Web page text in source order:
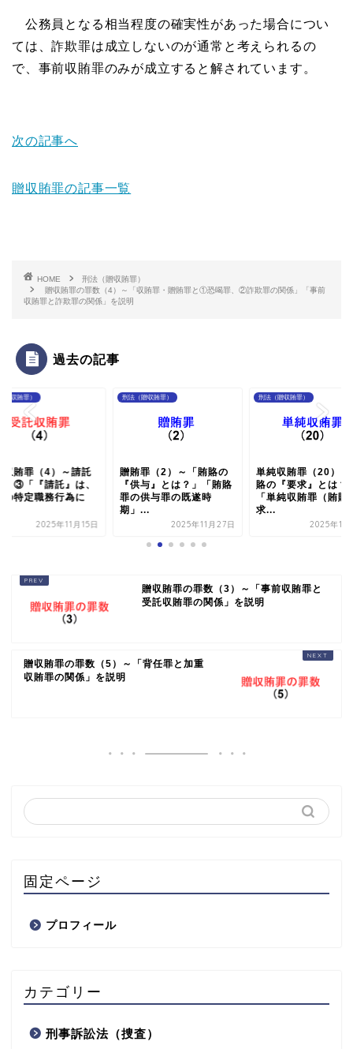
公務員となる相当程度の確実性があった場合につい
ては、詐欺罪は成立しないのが通常と考えられるの
で、事前収賄罪のみが成立すると解されています。
次の記事へ
贈収賄罪の記事一覧
HOME
刑法（贈収賄罪）
贈収賄罪の罪数（4）～「収賄罪・贈賄罪と①恐喝罪、②詐欺罪の関係」「事前
収賄罪と詐欺罪の関係」を説明
過去の記事
贈収賄罪）
収賄罪（4）～請託
？③「『請託』は、
の特定職務行為に
2025年11月15日
刑法（贈収賄罪）
贈賄罪（2）～「賄賂の
『供与』とは？」「賄賂
罪の供与罪の既遂時
期」...
2025年11月27日
刑法（贈収賄罪）
単純収賄罪（20）～
賂の『要求』とは？
「単純収賄罪（賄賂
求...
2025年11
贈収賄罪の罪数（3）～「事前収賄罪と
受託収賄罪の関係」を説明
贈収賄罪の罪数（5）～「背任罪と加重
収賄罪の関係」を説明
固定ページ
プロフィール
カテゴリー
刑事訴訟法（捜査）